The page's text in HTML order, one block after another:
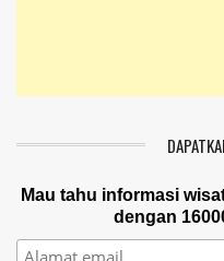
Mau tahu informasi
dengan